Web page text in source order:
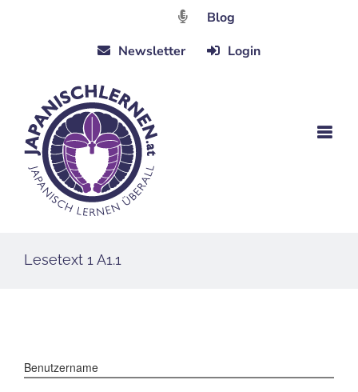
Blog
Newsletter
Login
Lesetext 1 A1.1
Benutzername